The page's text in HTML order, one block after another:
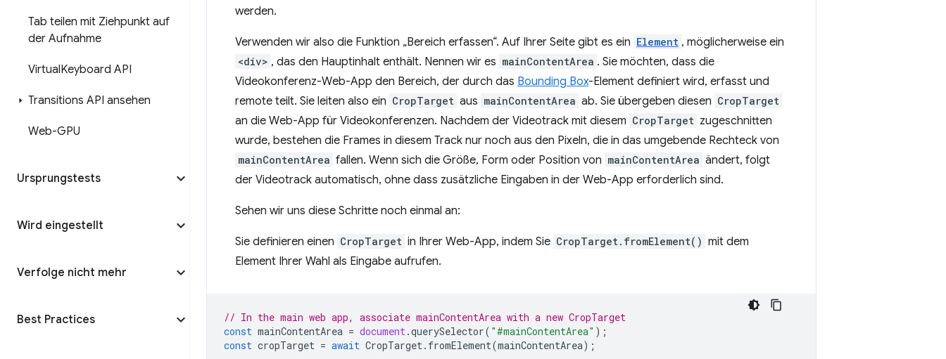
Tab teilen mit Ziehpunkt auf
der Aufnahme
VirtualKeyboard API
Transitions API ansehen
Web-GPU
Ursprungstests
Wird eingestellt
Verfolge nicht mehr
Best Practices
werden.
Verwenden wir also die Funktion „Bereich erfassen“. Auf Ihrer Seite gibt es ein Element , möglicherweise ein
<div> , das den Hauptinhalt enthält. Nennen wir es mainContentArea . Sie möchten, dass die
Videokonferenz-Web-App den Bereich, der durch das Bounding Box-Element definiert wird, erfasst und
remote teilt. Sie leiten also ein CropTarget aus mainContentArea ab. Sie übergeben diesen CropTarget
an die Web-App für Videokonferenzen. Nachdem der Videotrack mit diesem CropTarget zugeschnitten
wurde, bestehen die Frames in diesem Track nur noch aus den Pixeln, die in das umgebende Rechteck von
mainContentArea fallen. Wenn sich die Größe, Form oder Position von mainContentArea ändert, folgt
der Videotrack automatisch, ohne dass zusätzliche Eingaben in der Web-App erforderlich sind.
Sehen wir uns diese Schritte noch einmal an:
Sie definieren einen CropTarget in Ihrer Web-App, indem Sie CropTarget.fromElement() mit dem
Element Ihrer Wahl als Eingabe aufrufen.
// In the main web app, associate mainContentArea with a new CropTarget
const mainContentArea = document.querySelector( "#mainContentArea" );
const cropTarget = await CropTarget. fromElement(mainContentArea);